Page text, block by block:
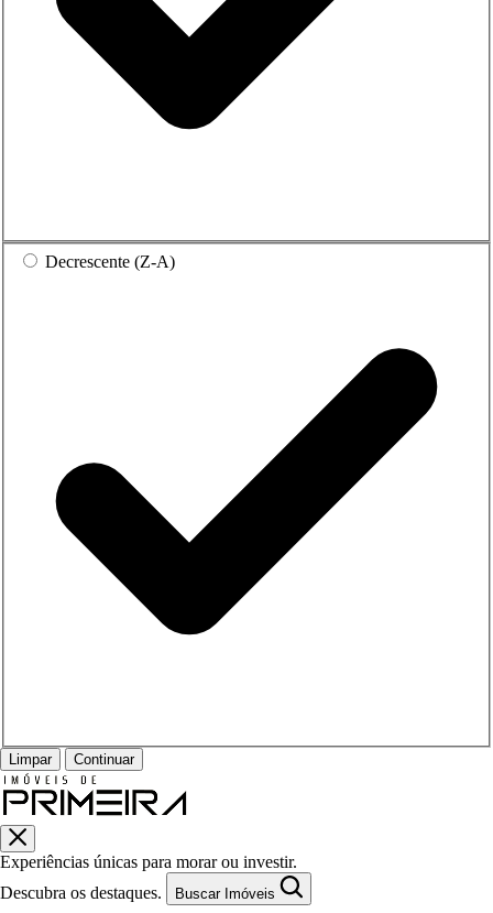
Decrescente (Z-A)
Limpar Continuar
Experiências únicas para morar ou investir.
Descubra os destaques.
Buscar Imóveis